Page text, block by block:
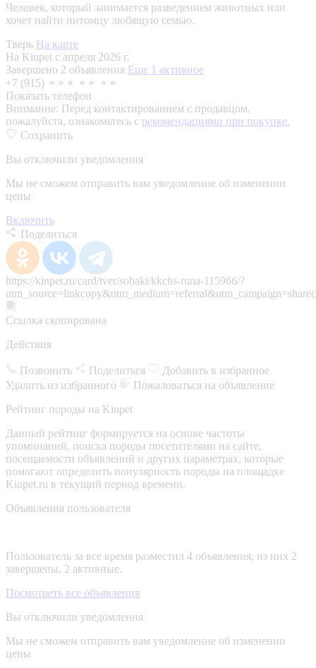
Человек, который занимается разведением животных или
хочет найти питомцу любящую семью.
Тверь На карте
На Kinpet c апреля 2026 г.
Завершено 2 объявления Еще 1 активное
+7 (915) ⚬⚬⚬ ⚬⚬ ⚬⚬
Показать телефон
Внимание: Перед контактированием с продавцом,
пожалуйста, ознакомьтесь с рекомендациями при покупке.
Сохранить
Вы отключили уведомления
Мы не сможем отправить вам уведомление об изменении
цены
Включить
Поделиться
https://kinpet.ru/card/tver/sobaki/kkchs-runa-115966/?
Ссылка скопирована
Действия
Позвонить Поделиться
Добавить в избранное
Удалить из избранного
Пожаловаться на объявление
Рейтинг породы на Kinpet
Данный рейтинг формируется на основе частоты
упоминаний, поиска породы посетителями на сайте,
посещаемости объявлений и других параметрах, которые
помогают определить популярность породы на площадке
Kinpet.ru в текущий период времени.
Объявления пользователя
Пользователь за все время разместил 4 объявления, из них 2
завершены, 2 активные.
Посмотреть все объявления
Вы отключили уведомления
Мы не сможем отправить вам уведомление об изменении
цены